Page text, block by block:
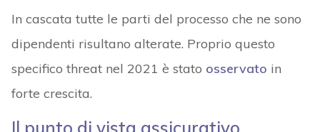
In cascata tutte le parti del processo che ne sono
dipendenti risultano alterate. Proprio questo
specifico threat nel 2021 è stato osservato in
forte crescita.
Il punto di vista assicurativo